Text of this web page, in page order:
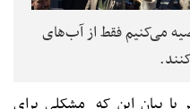
می‌کنیم فقط از آب‌های